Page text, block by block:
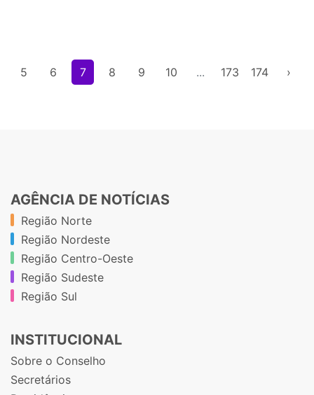
5 6 7 8 9 10 ... 173 174 ›
AGÊNCIA DE NOTÍCIAS
Região Norte
Região Nordeste
Região Centro-Oeste
Região Sudeste
Região Sul
INSTITUCIONAL
Sobre o Conselho
Secretários